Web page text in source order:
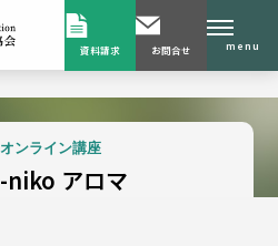
資料請求 お問合せ menu
ンライン講座
アロマ